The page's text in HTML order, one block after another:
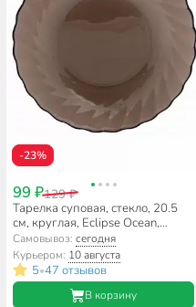
-23%
99 ₽129 ₽
Тарелка суповая, стекло, 20.5
см, круглая, Eclipse Ocean,
Luminarc, H0245/ L5079
Самовывоз:сегодня
Курьером: 10 августа
5•47 отзывов
В корзину